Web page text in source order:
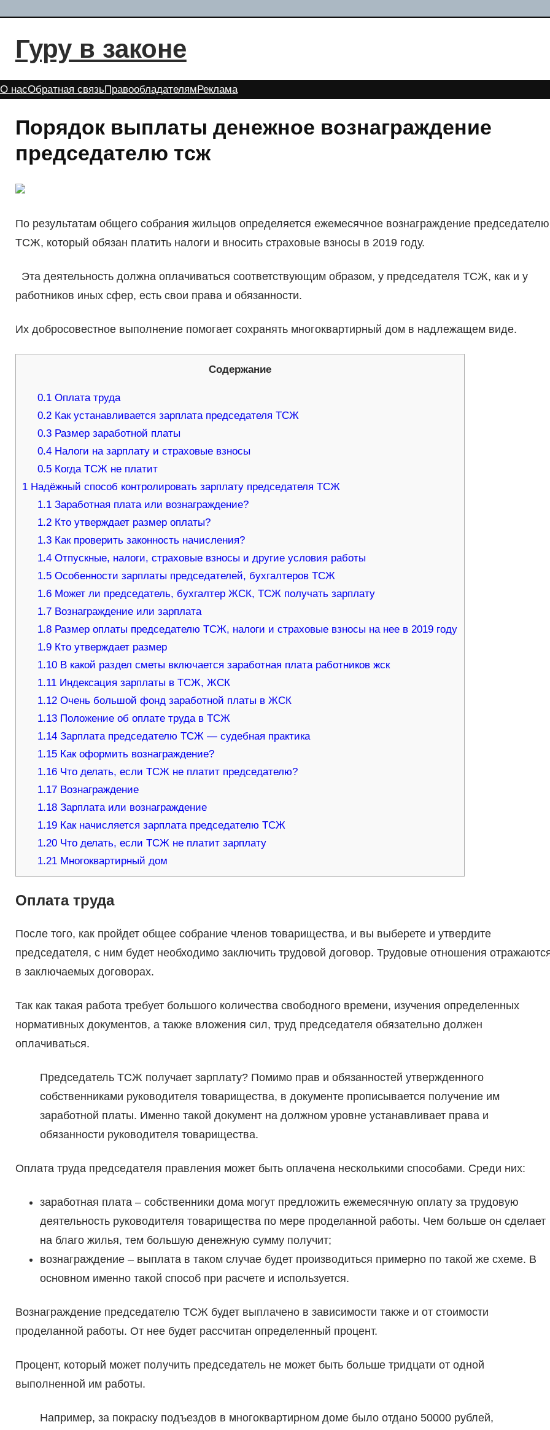
содержимому
Гуру в законе
О насОбратная связьПравообладателям Реклама
Порядок выплаты денежное вознаграждение
председателю тсж
По результатам общего собрания жильцов определяется ежемесячное вознаграждение председателю
ТСЖ, который обязан платить налоги и вносить страховые взносы в 2019 году.
Эта деятельность должна оплачиваться соответствующим образом, у председателя ТСЖ, как и у
работников иных сфер, есть свои права и обязанности.
Их добросовестное выполнение помогает сохранять многоквартирный дом в надлежащем виде.
Содержание
0.1 Оплата труда
0.2 Как устанавливается зарплата председателя ТСЖ
0.3 Размер заработной платы
0.4 Налоги на зарплату и страховые взносы
0.5 Когда ТСЖ не платит
1Надёжный способ контролировать зарплату председателя ТСЖ
1.1 Заработная плата или вознаграждение?
1.2 Кто утверждает размер оплаты?
1.3 Как проверить законность начисления?
1.4 Отпускные, налоги, страховые взносы и другие условия работы
1.5 Особенности зарплаты председателей, бухгалтеров ТСЖ
1.6 Может ли председатель, бухгалтер ЖСК, ТСЖ получать зарплату
1.7 Вознаграждение или зарплата
1.8 Размер оплаты председателю ТСЖ, налоги и страховые взносы на нее в 2019 году
1.9 Кто утверждает размер
1.10 В какой раздел сметы включается заработная плата работников жск
1.11 Индексация зарплаты в ТСЖ, ЖСК
1.12 Очень большой фонд заработной платы в ЖСК
1.13 Положение об оплате труда в ТСЖ
1.14 Зарплата председателю ТСЖ — судебная практика
1.15 Как оформить вознаграждение?
1.16 Что делать, если ТСЖ не платит председателю?
1.17 Вознаграждение
1.18 Зарплата или вознаграждение
1.19 Как начисляется зарплата председателю ТСЖ
1.20 Что делать, если ТСЖ не платит зарплату
1.21 Многоквартирный дом
Оплата труда
После того, как пройдет общее собрание членов товарищества, и вы выберете и утвердите
председателя, с ним будет необходимо заключить трудовой договор. Трудовые отношения
в заключаемых договорах.
Так как такая работа требует большого количества свободного времени, изучения определенных
нормативных документов, а также вложения сил, труд председателя обязательно должен
оплачиваться.
Председатель ТСЖ получает зарплату? Помимо прав и обязанностей утвержденного
собственниками руководителя товарищества, в документе прописывается получение им
заработной платы. Именно такой документ на должном уровне устанавливает права и
обязанности руководителя товарищества.
Оплата труда председателя правления может быть оплачена несколькими способами. Среди них:
заработная плата – собственники дома могут предложить ежемесячную оплату за трудовую
деятельность руководителя товарищества по мере проделанной работы. Чем больше он сделает
на благо жилья, тем большую денежную сумму получит;
вознаграждение – выплата в таком случае будет производиться примерно по такой же схеме. В
основном именно такой способ при расчете и используется.
Вознаграждение председателю ТСЖ будет выплачено в зависимости также и от стоимости
проделанной работы. От нее будет рассчитан определенный процент.
Процент, который может получить председатель не может быть больше тридцати от одной
выполненной им работы.
Например, за покраску подъездов в многоквартирном доме было отдано 50000 рублей,